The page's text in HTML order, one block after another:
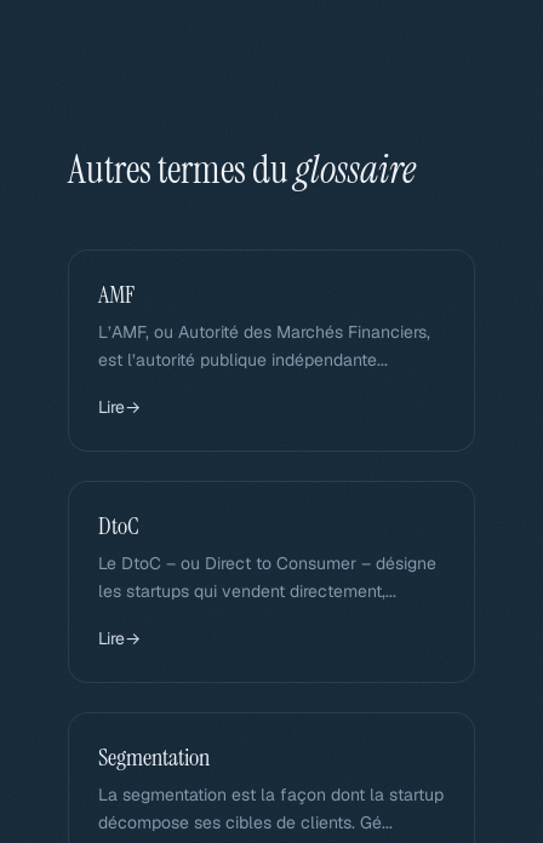
Autres termes duglossaire
AMF
L’AMF, ou Autorité des Marchés Financiers,
est l’autorité publique indépendante...
Lire→
DtoC
Le DtoC – ou Direct to Consumer – désigne
les startups qui vendent directement,...
Lire→
Segmentation
La segmentation est la façon dont la startup
décompose ses cibles de clients. Gé...